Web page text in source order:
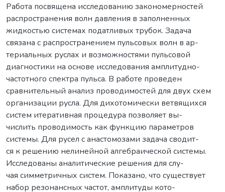
Работа посвящена исследованию закономерностей
распространения волн давления в заполненных
жидкостью системах податливых трубок. Задача
связана с распространением пульсовых волн в ар-
териальных руслах и возможностями пульсовой
диагностики на основе исследования амплитудно-
частотного спектра пульса. В работе проведен
сравнительный анализ проводимостей для двух схем
организации русла. Для дихотомически ветвящихся
систем итеративная процедура позволяет вы-
числить проводимость как функцию параметров
системы. Для русел с анастомозами задача сводит-
ся к решению нелинейной алгебраической системы.
Исследованы аналитические решения для слу-
чая симметричных систем. Показано, что существует
набор резонансных частот, амплитуды кото-